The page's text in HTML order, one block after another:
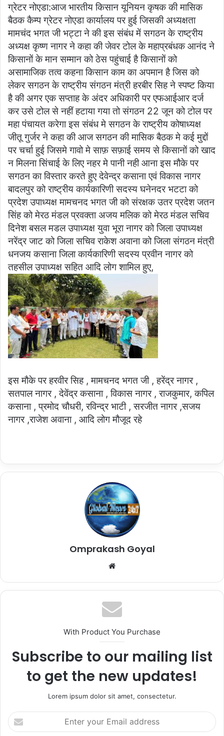
ग्रेटर नोएडा:आज भारतीय किसान यूनियन कृषक की मासिक
बैठक कैम्प ग्रेटर नोएडा कार्यालय पर हुई जिसकी अध्यक्षता
मामचंद भगत जी भट्टा ने की इस संबंध में सगठन के राष्ट्रीय
अध्यक्ष कृष्ण नागर ने कहा की जेवर टोल के महाप्रबंधक आनंद ने
किसानों के मान सम्मान को ठेस पहुंचाई है किसानों को
असामाजिक तत्व कहना किसान काम का अपमान है जिस को
लेकर सगठन के राष्ट्रीय संगठन मंत्री हरबीर सिह ने स्पष्ट किया
है की अगर एक सप्ताह के अंदर अधिकारी पर एफआईआर दर्ज
कर उसे टोल से नहीं हटाया गया तो संगठन 22 जून को टोल पर
महा पंचायत करेगा इस संबंध मे सगठन के राष्ट्रीय कोषाध्यक्ष
जीतू गुर्जर ने कहा की आज सगठन की मासिक बैठक मे कई मुद्दों
पर चर्चा हुई जिसमे गावो मे साफ़ सफ़ाई समय से किसानों को खाद
न मिलना सिंचाई के लिए नहर मे पानी नही आना इस मौके पर
सगठन का विस्तार करते हुए देवेन्द्र कसाना एवं विकास नागर
बादलपुर को राष्ट्रीय कार्यकारिणी सदस्य घनेनदर भटटा को
प्रदेश उपाध्यक्ष मामचनद भगत जी को संरक्षक उतर प्रदेश जतन
सिंह को मेरठ मंडल प्रवक्ता अजय मलिक को मेरठ मंडल सचिव
दिनेश बसल मडल उपाध्यक्ष युवा भूरा नागर को जिला उपाध्यक्ष
नरेंद्र जाट को जिला सचिव राकेश अवाना को जिला संगठन मंत्री
धनजय कसाना जिला कार्यकारिणी सदस्य प्रवीन नागर को
तहसील उपाध्यक्ष सहित आदि लोग शामिल हुए,
इस मौके पर हरवीर सिह , मामचनद भगत जी , हरेंद्र नागर ,
सतपाल नागर , देवेंद्र कसाना , विकास नागर , राजकुमार, कपिल
कसाना , प्रमोद चौधरी, रविन्द्र भाटी , सरजीत नागर ,सजय
नागर ,राजेश अवाना , आदि लोग मौजूद रहे
Omprakash Goyal
Website
With Product You Purchase
Subscribe to our mailing list
to get the new updates!
Lorem ipsum dolor sit amet, consectetur.
Enter
your